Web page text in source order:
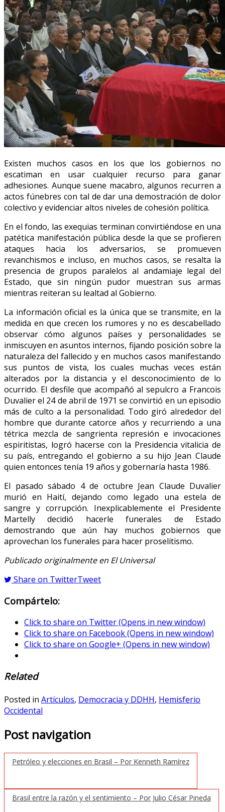
Existen muchos casos en los que los gobiernos no
escatiman en usar cualquier recurso para ganar
adhesiones. Aunque suene macabro, algunos recurren a
actos fúnebres con tal de dar una demostración de dolor
colectivo y evidenciar altos niveles de cohesión política.
En el fondo, las exequias terminan convirtiéndose en una
patética manifestación pública desde la que se profieren
ataques hacia los adversarios, se promueven
revanchismos e incluso, en muchos casos, se resalta la
presencia de grupos paralelos al andamiaje legal del
Estado, que sin ningún pudor muestran sus armas
mientras reiteran su lealtad al Gobierno.
La información oficial es la única que se transmite, en la
medida en que crecen los rumores y no es descabellado
observar cómo algunos países y personalidades se
inmiscuyen en asuntos internos, fijando posición sobre la
naturaleza del fallecido y en muchos casos manifestando
sus puntos de vista, los cuales muchas veces están
alterados por la distancia y el desconocimiento de lo
ocurrido. El desfile que acompañó al sepulcro a Francois
Duvalier el 24 de abril de 1971 se convirtió en un episodio
más de culto a la personalidad. Todo giró alrededor del
hombre que durante catorce años y recurriendo a una
tétrica mezcla de sangrienta represión e invocaciones
espiritistas, logró hacerse con la Presidencia vitalicia de
su país, entregando el gobierno a su hijo Jean Claude
quien entonces tenía 19 años y gobernaría hasta 1986.
El pasado sábado 4 de octubre Jean Claude Duvalier
murió en Haití, dejando como legado una estela de
sangre y corrupción. Inexplicablemente el Presidente
Martelly decidió hacerle funerales de Estado
demostrando que aún hay muchos gobiernos que
aprovechan los funerales para hacer proselitismo.
Publicado originalmente en El Universal
Share on TwitterTweet
Compártelo:
Click to share on Twitter (Opens in new window)
Click to share on Facebook (Opens in new window)
Click to share on Google+ (Opens in new window)
Related
Posted in Artículos, Democracia y DDHH, Hemisferio
Occidental
Post navigation
Petróleo y elecciones en Brasil – Por Kenneth Ramírez
Brasil entre la razón y el sentimiento – Por Julio César Pineda